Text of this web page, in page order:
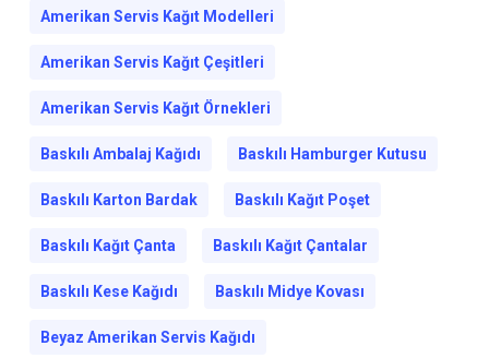
Amerikan Servis Kağıt Modelleri
Amerikan Servis Kağıt Çeşitleri
Amerikan Servis Kağıt Örnekleri
Baskılı Ambalaj Kağıdı Baskılı Hamburger Kutusu
Baskılı Karton Bardak Baskılı Kağıt Poşet
Baskılı Kağıt Çanta Baskılı Kağıt Çantalar
Baskılı Kese Kağıdı Baskılı Midye Kovası
Beyaz Amerikan Servis Kağıdı